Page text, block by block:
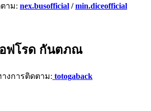
าม: nex.busofficial /min.diceofficial
ฟโรด กันตภณ
งการติดตาม: totogaback